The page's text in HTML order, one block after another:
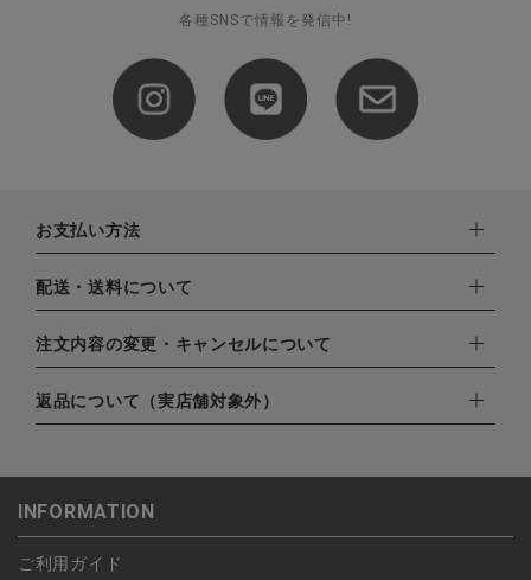
各種SNSで情報を発信中!
お支払い方法
下記お支払い方法よりお選びいただけます。
・クレジットカード（VISA,mastercard,JCB,AMERICAN
EXPRESS,Diners Club）
・amazonペイメント
・楽天ペイ
・PayPay
配送・送料について
配達業者：日本郵便
北海道：1,400円
注文内容の変更・キャンセルについて
ご注文日当日から翌日のAM9:00までにご連絡頂いた場合はキャ
ンセルは可能です。
します。
予約商品など一部キャンセルが出来ない場合がございます。あら
かじめご了承ください。
返品について（実店舗対象外）
こちら よりご依頼ください。
INFORMATION
ご利用ガイド